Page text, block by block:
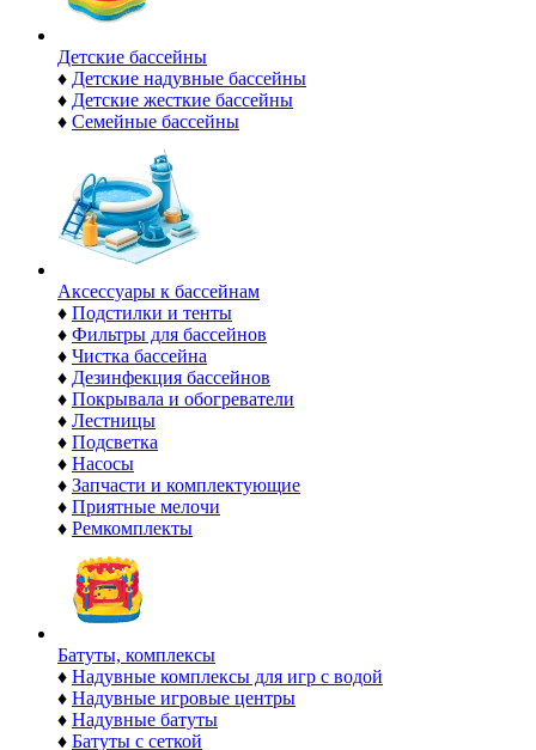
Детские бассейны
♦ Детские надувные бассейны
♦ Детские жесткие бассейны
♦ Семейные бассейны
Аксессуары к бассейнам
♦ Подстилки и тенты
♦ Фильтры для бассейнов
♦ Чистка бассейна
♦ Дезинфекция бассейнов
♦ Покрывала и обогреватели
♦ Лестницы
♦ Подсветка
♦ Насосы
♦ Запчасти и комплектующие
♦ Приятные мелочи
♦ Ремкомплекты
Батуты, комплексы
♦ Надувные комплексы для игр с водой
♦ Надувные игровые центры
♦ Надувные батуты
♦ Батуты с сеткой